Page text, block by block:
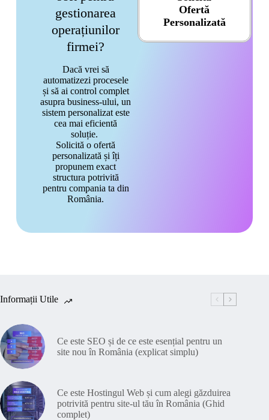
gestionarea
operațiunilor
firmei?
Dacă vrei să
automatizezi procesele
și să ai control complet
asupra business-ului, un
sistem personalizat este
cea mai eficientă
soluție.
Solicită o ofertă
personalizată și îți
propunem exact
structura potrivită
pentru compania ta din
România.
Ofertă
Personalizată
Informații Utile
Ce este SEO și de ce este esențial pentru un
site nou în România (explicat simplu)
Ce este Hostingul Web și cum alegi găzduirea
potrivită pentru site-ul tău în România (Ghid
complet)